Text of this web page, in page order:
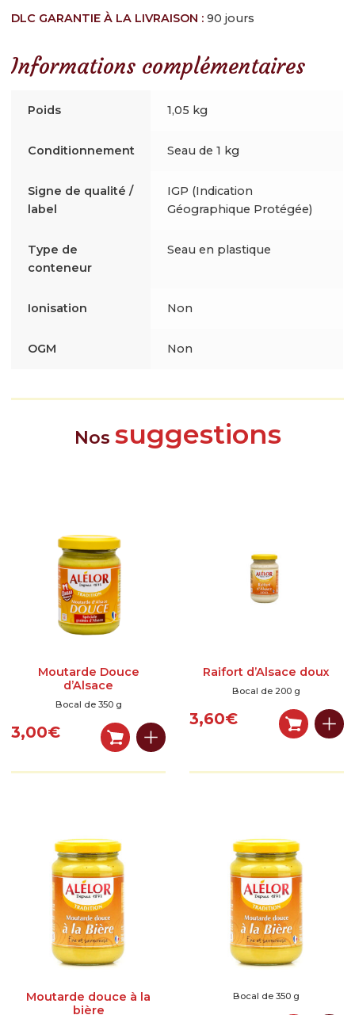
DLC GARANTIE À LA LIVRAISON : 90 jours
Informations complémentaires
Poids 1,05 kg
Conditionnement Seau de 1 kg
Signe de qualité /
label
IGP (Indication
Géographique Protégée)
Type de
conteneur
Seau en plastique
Ionisation Non
OGM Non
Nos suggestions
Moutarde Douce
d’Alsace
Bocal de 350 g
3,00€
Raifort d’Alsace doux
Bocal de 200 g
3,60€
Moutarde douce à la
bière
Bocal de 350 g